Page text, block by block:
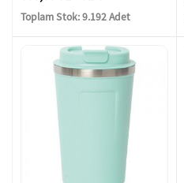
Toplam Stok: 9.192 Adet